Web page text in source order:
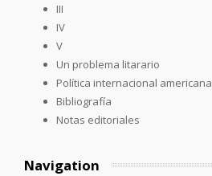
III
IV
V
Un problema litarario
Política internacional americana
Bibliografía
Notas editoriales
Navigation